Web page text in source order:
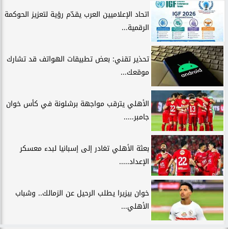
اتحاد الإعلاميين العرب يقدّم رؤية لتعزيز الحوكمة
الرقمية...
تحذير تقني: بعض تطبيقات الهواتف قد تشارك
موقعك...
الأهلي يترقب مواجهة برشلونة في كأس خوان
جامبر.....
بعثة الأهلي تغادر إلى إسبانيا لبدء معسكر
الإعداد.....
خوان بيزيرا يطلب الرحيل عن الزمالك.. وشباب
الأهلي...